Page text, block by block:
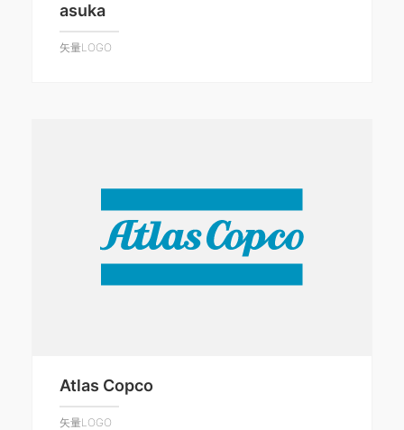
asuka
矢量LOGO
Atlas Copco
矢量LOGO